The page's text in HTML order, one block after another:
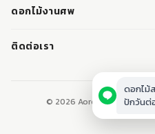
พวงหรีด
พวงหรีดมาลา
หรีดหนังสือ
ดอกไม้งานศพ
ดอกไม้หน้าศพ
ติดต่อเรา
ปากคลองตลาด เขตพระนคร กทม.
© 2026 Aorest. ขายพวงหรีด